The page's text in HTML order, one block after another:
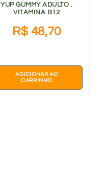
YUP GUMMY ADULTO .
VITAMINA B12
R$48,70
ADICIONAR AO
CARRINHO